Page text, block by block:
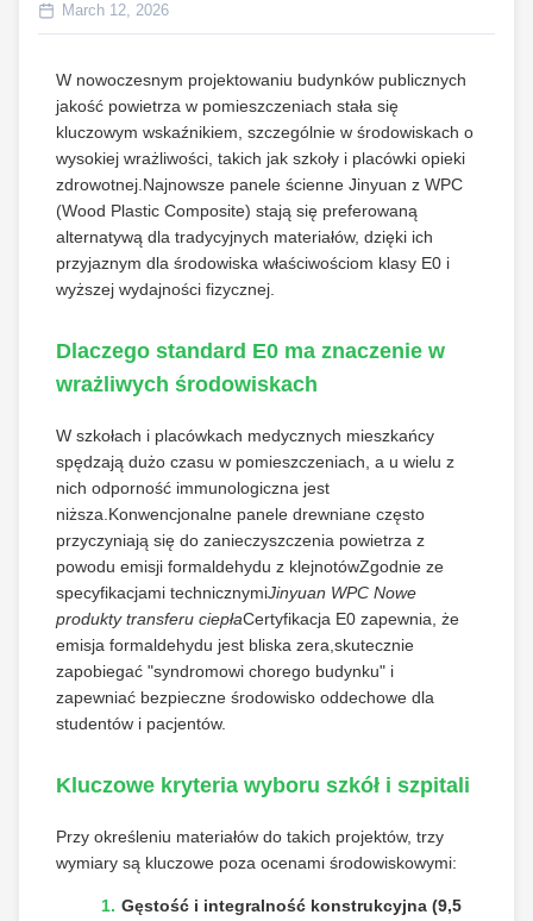
March 12, 2026
W nowoczesnym projektowaniu budynków publicznych
jakość powietrza w pomieszczeniach stała się
kluczowym wskaźnikiem, szczególnie w środowiskach o
wysokiej wrażliwości, takich jak szkoły i placówki opieki
zdrowotnej.Najnowsze panele ścienne Jinyuan z WPC
(Wood Plastic Composite) stają się preferowaną
alternatywą dla tradycyjnych materiałów, dzięki ich
przyjaznym dla środowiska właściwościom klasy E0 i
wyższej wydajności fizycznej.
Dlaczego standard E0 ma znaczenie w
wrażliwych środowiskach
W szkołach i placówkach medycznych mieszkańcy
spędzają dużo czasu w pomieszczeniach, a u wielu z
nich odporność immunologiczna jest
niższa.Konwencjonalne panele drewniane często
przyczyniają się do zanieczyszczenia powietrza z
powodu emisji formaldehydu z klejnotówZgodnie ze
specyfikacjami technicznymiJinyuan WPC Nowe
produkty transferu ciepłaCertyfikacja E0 zapewnia, że
emisja formaldehydu jest bliska zera,skutecznie
zapobiegać "syndromowi chorego budynku" i
zapewniać bezpieczne środowisko oddechowe dla
studentów i pacjentów.
Kluczowe kryteria wyboru szkół i szpitali
Przy określeniu materiałów do takich projektów, trzy
wymiary są kluczowe poza ocenami środowiskowymi:
Gęstość i integralność konstrukcyjna (9,5